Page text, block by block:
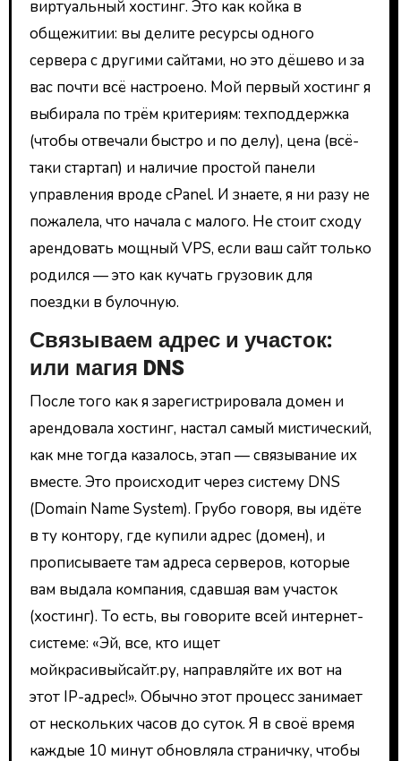
виртуальный хостинг. Это как койка в
общежитии: вы делите ресурсы одного
сервера с другими сайтами, но это дёшево и за
вас почти всё настроено. Мой первый хостинг я
выбирала по трём критериям: техподдержка
(чтобы отвечали быстро и по делу), цена (всё-
таки стартап) и наличие простой панели
управления вроде cPanel. И знаете, я ни разу не
пожалела, что начала с малого. Не стоит сходу
арендовать мощный VPS, если ваш сайт только
родился — это как кучать грузовик для
поездки в булочную.
Связываем адрес и участок:
или магия DNS
После того как я зарегистрировала домен и
арендовала хостинг, настал самый мистический,
как мне тогда казалось, этап — связывание их
вместе. Это происходит через систему DNS
(Domain Name System). Грубо говоря, вы идёте
в ту контору, где купили адрес (домен), и
прописываете там адреса серверов, которые
вам выдала компания, сдавшая вам участок
(хостинг). То есть, вы говорите всей интернет-
системе: «Эй, все, кто ищет
мойкрасивыйсайт.ру, направляйте их вот на
этот IP-адрес!». Обычно этот процесс занимает
от нескольких часов до суток. Я в своё время
каждые 10 минут обновляла страничку, чтобы